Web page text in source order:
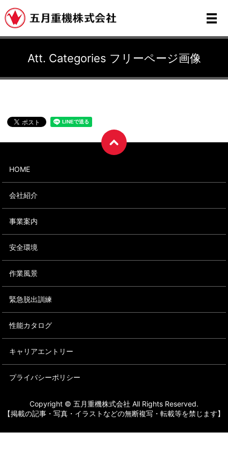
メ
Att. Categories フリーページ画像
HOME
会社紹介
事業案内
安全環境
作業風景
緊急脱出訓練
性能カタログ
キャリアエントリー
プライバシーポリシー
Copyright © 五月重機株式会社 All Rights Reserved.
【掲載の記事・写真・イラストなどの無断複写・転載等を禁じます】